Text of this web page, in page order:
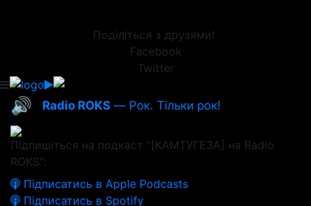
Поділіться з друзями!
Facebook
Twitter
🔊 Radio ROKS — Рок. Тільки рок!
Підпишіться на подкаст "[КАМТУГЕЗА] на Radio
ROKS":
Підписатись в Apple Podcasts
Підписатись в Spotify